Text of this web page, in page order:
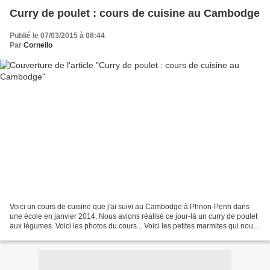
Curry de poulet : cours de cuisine au Cambodge
Publié le 07/03/2015 à 08:44
Par Cornello
Voici un cours de cuisine que j'ai suivi au Cambodge à Phnon-Penh dans
une école en janvier 2014. Nous avions réalisé ce jour-là un curry de poulet
aux légumes. Voici les photos du cours... Voici les petites marmites qui nous